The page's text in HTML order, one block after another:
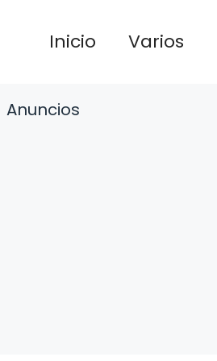
Inicio Varios
Anuncios